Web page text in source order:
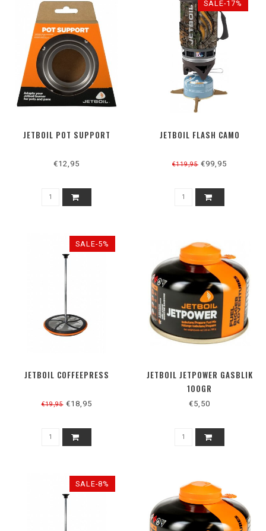
JETBOIL POT SUPPORT
€12,95
SALE-17%
JETBOIL FLASH CAMO
€119,95 €99,95
SALE-5%
JETBOIL COFFEEPRESS
€19,95€18,95
JETBOIL JETPOWER GASBLIK
100GR
€5,50
SALE-8%